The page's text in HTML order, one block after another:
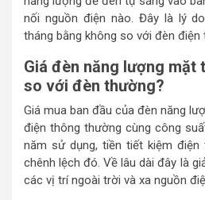
nối nguồn điện nào. Đây là lý
tháng bằng không so với đèn điện
Giá đèn năng lượng
so với đèn thường?
Giá mua ban đầu của đèn năng
điện thông thường cùng công
năm sử dụng, tiền tiết kiệm
chênh lệch đó. Về lâu dài đây là
các vị trí ngoài trời và xa nguồn